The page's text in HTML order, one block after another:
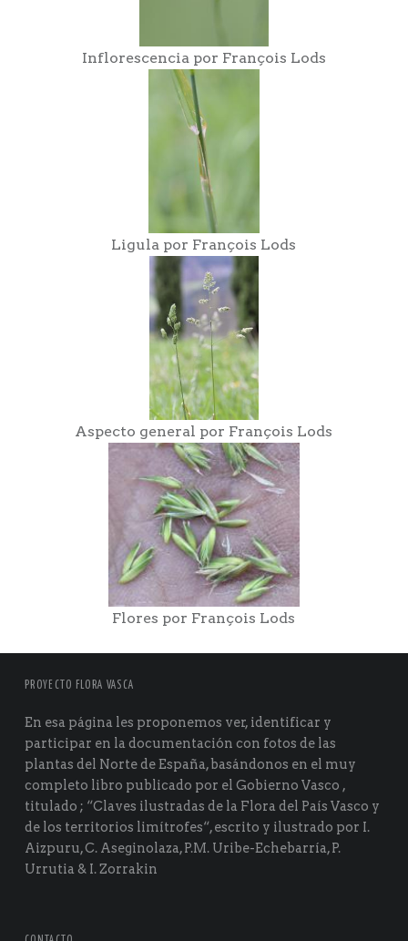
Inflorescencia por François Lods
Ligula por François Lods
Aspecto general por François Lods
Flores por François Lods
PROYECTO FLORA VASCA
En esa página les proponemos ver, identificar y
participar en la documentación con fotos de las
plantas del Norte de España, basándonos en el muy
completo libro publicado por el Gobierno Vasco ,
titulado ; “Claves ilustradas de la Flora del País Vasco y
de los territorios limítrofes“, escrito y ilustrado por I.
Aizpuru, C. Aseginolaza, P.M. Uribe-Echebarría, P.
Urrutia & I. Zorrakin